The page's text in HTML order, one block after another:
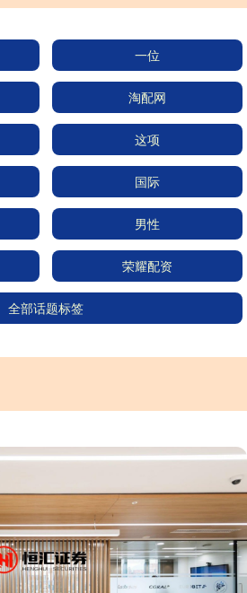
一位
淘配网
这项
国际
男性
荣耀配资
全部话题标签